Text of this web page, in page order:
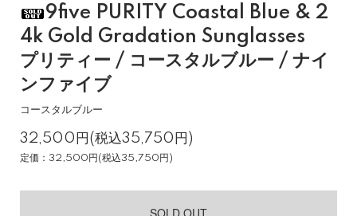
9five PURITY Coastal Blue & 2
4k Gold Gradation Sunglasses
プリティー / コースタルブルー / ナイ
ンファイブ
コースタルブルー
32,500円(税込35,750円)
定価：32,500円(税込35,750円)
SOLD OUT